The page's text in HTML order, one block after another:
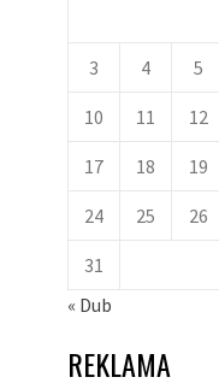
3 4 5
10 11 12
17 18 19
24 25 26
31
« Dub
REKLAMA